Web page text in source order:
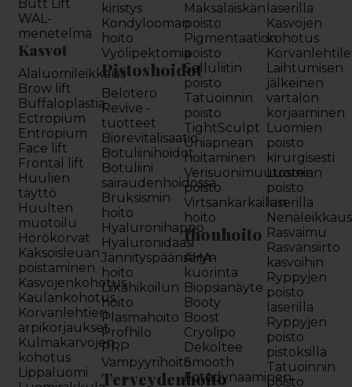
Butt Lift
WAL-
menetelmä
Kasvot
Alaluomileikkaus
Brow lift
Buffaloplastia
Ectropium
Entropium
Face lift
Frontal lift
Huulien
täyttö
Huulten
muotoilu
Hörökorvat
Kaksoisleuan
poistaminen
Kasvojenkohotus
Kaulankohotus
Korvanlehtien
arpikorjaukset
Kulmakarvojen
kohotus
Lippaluomi
kiristys
Kondylooman
hoito
Vyölipektomia
Pistoshoidot
Belotero
Revive -
tuotteet
Biorevitalisaatio
Botuliinihoidot
Botuliini
sairaudenhoidossa
Bruksismin
hoito
Hyaluronihappo
Hyaluronidaasi
Jännityspäänsäryn
hoito
Liikahikoilun
hoito
Plasmahoito
Profhilo
PRP
Vampyyrihoito
Terveydenhoito
Maksaläiskän
poisto
Pigmentaation
poisto
Selluliitin
poisto
Tatuoinnin
poisto
TightSculpt
Uniapnean
hoitaminen
Verisuonimuutosten
poisto
Virtsankarkailun
hoito
Ihonhoito
AHA-
kuorinta
Biopsianäyte
Booty
Boost
Cryolipo
Dekoltee
Smooth
Fotodynaaminen
laserilla
Kasvojen
kohotus
Laihtumisen
jälkeinen
vartalon
korjaaminen
Luomien
poisto
kirurgisesti
Luomien
poisto
laserilla
Nenäleikkaus
Rasvaimu
Rasvansiirto
kasvoihin
Ryppyjen
poisto
laserilla
Ryppyjen
poisto
pistoksilla
Tatuoinnin
poisto